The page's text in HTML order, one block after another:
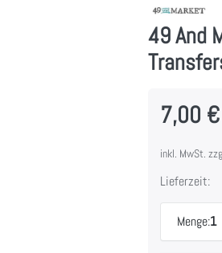
49 And
7,00 €
inkl. MwSt.
Lieferzeit:
Menge:1